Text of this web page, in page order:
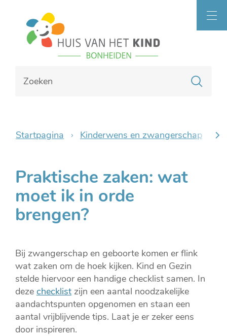
Bonheiden
kunnen
Startpagina Kinderwens en zwangerschap
Praktische zaken: wat
moet ik in orde
brengen?
Bij zwangerschap en geboorte komen er flink
wat zaken om de hoek kijken. Kind en Gezin
stelde hiervoor een handige checklist samen. In
deze checklist zijn een aantal noodzakelijke
aandachtspunten opgenomen en staan een
aantal vrijblijvende tips. Laat je er zeker eens
door inspireren.